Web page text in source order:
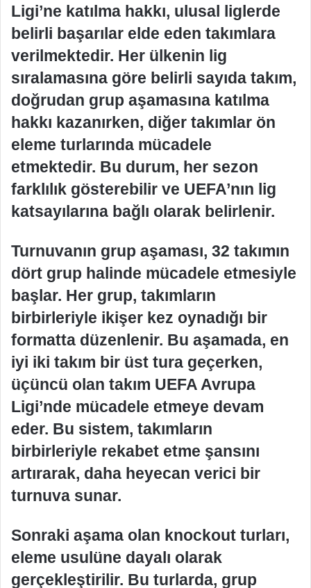
Ligi’ne katılma hakkı, ulusal liglerde
belirli başarılar elde eden takımlara
verilmektedir. Her ülkenin lig
sıralamasına göre belirli sayıda takım,
doğrudan grup aşamasına katılma
hakkı kazanırken, diğer takımlar ön
eleme turlarında mücadele
etmektedir. Bu durum, her sezon
farklılık gösterebilir ve UEFA’nın lig
katsayılarına bağlı olarak belirlenir.
Turnuvanın grup aşaması, 32 takımın
dört grup halinde mücadele etmesiyle
başlar. Her grup, takımların
birbirleriyle ikişer kez oynadığı bir
formatta düzenlenir. Bu aşamada, en
iyi iki takım bir üst tura geçerken,
üçüncü olan takım UEFA Avrupa
Ligi’nde mücadele etmeye devam
eder. Bu sistem, takımların
birbirleriyle rekabet etme şansını
artırarak, daha heyecan verici bir
turnuva sunar.
Sonraki aşama olan knockout turları,
eleme usulüne dayalı olarak
gerçekleştirilir. Bu turlarda, grup